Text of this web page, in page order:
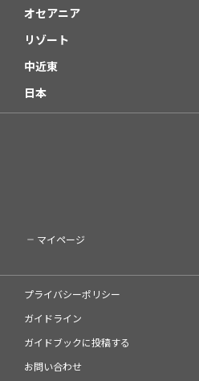
オセアニア
リゾート
中近東
日本
マイページ
プライバシーポリシー
ガイドライン
ガイドブックに投稿する
お問い合わせ